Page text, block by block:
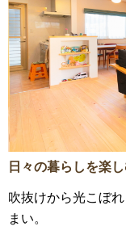
日々の暮らしを楽
吹抜けから光こぼ
まい。